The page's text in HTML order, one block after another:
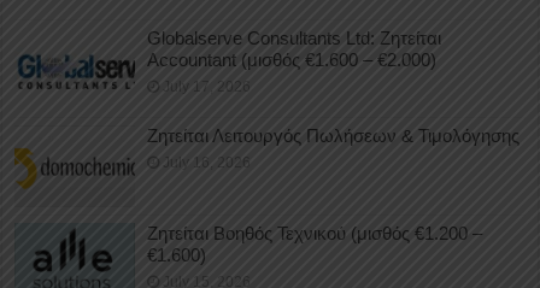
Globalserve Consultants Ltd: Ζητείται
Accountant (μισθός €1.600 – €2.000)
July 17, 2026
Ζητείται Λειτουργός Πωλήσεων & Τιμολόγησης
July 16, 2026
Ζητείται Βοηθός Τεχνικού (μισθός €1.200 –
€1.600)
July 15, 2026